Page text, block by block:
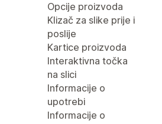
Opcije proizvoda
Klizač za slike prije i
poslije
Kartice proizvoda
Interaktivna točka
na slici
Informacije o
upotrebi
Informacije o